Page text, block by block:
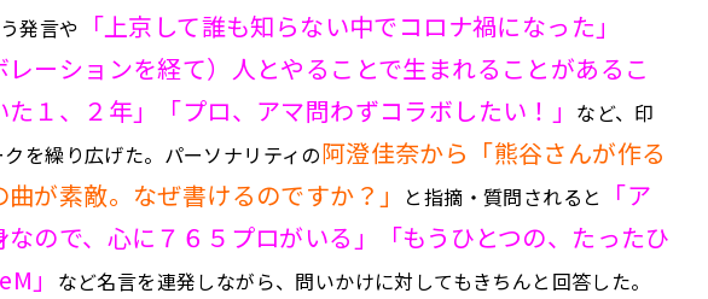
発言や
「上京して誰も知らない中でコロナ禍になった」
レーションを経て）人とやることで生まれることがあるこ
た１、２年」「プロ、アマ問わずコラボしたい！」 など、印
を繰り広げた。パーソナリティの阿澄佳奈から「熊谷さんが作る
が素敵。なぜ書けるのですか？」
と指摘・質問されると
「ア
なので、心に７６５プロがいる」「もうひとつの、たったひ
」
など名言を連発しながら、問いかけに対してもきちんと回答した。